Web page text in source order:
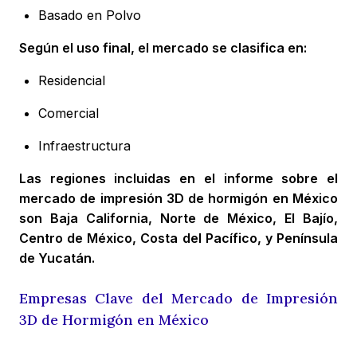
Basado en Polvo
Según el uso final, el mercado se clasifica en:
Residencial
Comercial
Infraestructura
Las regiones incluidas en el informe sobre el
mercado de impresión 3D de hormigón en México
son Baja California, Norte de México, El Bajío,
Centro de México, Costa del Pacífico, y Península
de Yucatán.
Empresas Clave del Mercado de Impresión
3D de Hormigón en México